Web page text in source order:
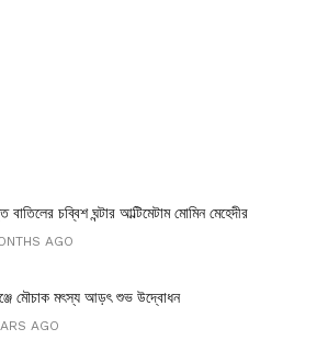
বাতিলের চব্বিশ ঘন্টার আল্টিমেটাম মোমিন মেহেদীর
AGO
মৌচাক মৎস্য আড়ৎ শুভ উদ্বোধন
AGO